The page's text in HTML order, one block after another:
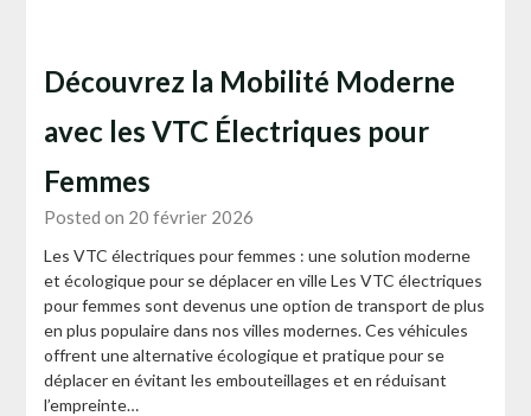
Découvrez la Mobilité Moderne
avec les VTC Électriques pour
Femmes
Posted on 20 février 2026
Les VTC électriques pour femmes : une solution moderne
et écologique pour se déplacer en ville Les VTC électriques
pour femmes sont devenus une option de transport de plus
en plus populaire dans nos villes modernes. Ces véhicules
offrent une alternative écologique et pratique pour se
déplacer en évitant les embouteillages et en réduisant
l’empreinte…